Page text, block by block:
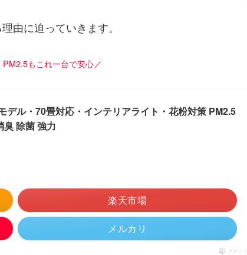
由に迫っていきます。
もこれ一台で安心／
デル・70畳対応・インテリアライト・花粉対策 PM2.5
臭 除菌 強力
楽天市場
メルカリ
ポチップ